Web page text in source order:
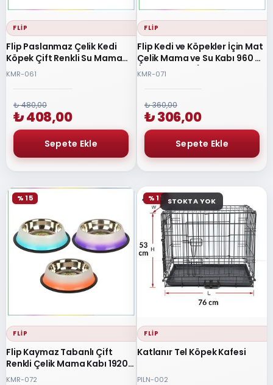
FLIP
Flip Paslanmaz Çelik Kedi
Köpek Çift Renkli Su Mama
Kabı 23cm
KMR-061
₺ 480,00
₺ 408,00
FLIP
Flip Kedi ve Köpekler İçin Mat
Çelik Mama ve Su Kabı 960 ml
(Karışık Renkli)
KMR-071
₺ 360,00
₺ 306,00
FLIP
Flip Kaymaz Tabanlı Çift
Renkli Çelik Mama Kabı 1920
ml
KMR-072
% 15 STOKTA YOK
FLIP
Katlanır Tel Köpek Kafesi
PILN-002
% 15